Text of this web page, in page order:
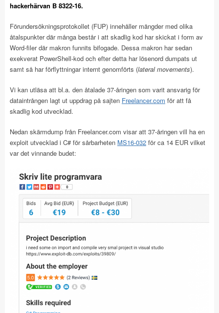
hackerhärvan B 8322-16.
Förundersökningsprotokollet (FUP) innehåller mängder med olika
åtalspunkter där många består i att skadlig kod har skickat i form av
Word-filer där makron funnits bifogade. Dessa makron har sedan
exekverat PowerShell-kod och efter detta har lösenord dumpats ut
samt så har förflyttningar internt genomförts (lateral movements).
Vi kan utläsa att bl.a. den åtalade 37-åringen som varit ansvarig för
dataintrången lagt ut uppdrag på sajten Freelancer.com för att få
skadlig kod utvecklad.
Nedan skärmdump från Freelancer.com visar att 37-åringen vill ha en
exploit utvecklad i C# för sårbarheten MS16-032 för ca 14 EUR vilket
var det vinnande budet: